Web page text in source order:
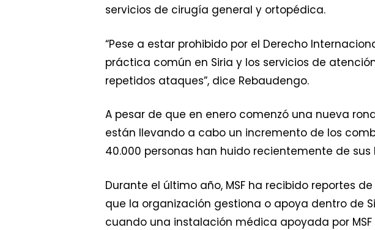
servicios de cirugía general y ortopédica.
“Pese a estar prohibido por el Derecho
práctica común en Siria y los servicios de
repetidos ataques”, dice Rebaudengo.
A pesar de que en enero comenzó una nueva
están llevando a cabo un incremento de los
40.000 personas han huido recientemente de
Durante el último año, MSF ha recibido reportes
que la organización gestiona o apoya dentro de
cuando una instalación médica apoyada por